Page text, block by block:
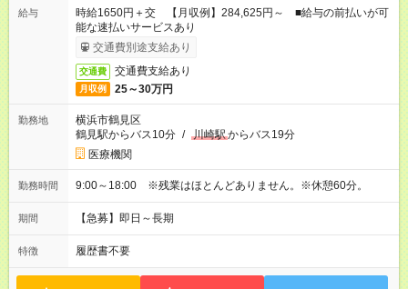
給与
時給1650円＋交 【月収例】284,625円～ ■給与の前払いが可
能な速払いサービスあり
交通費別途支給あり
交通費 交通費支給あり
月収例 25～30万円
勤務地
横浜市鶴見区
鶴見駅からバス10分 / 川崎駅からバス19分
医療機関
勤務時間 9:00～18:00 ※残業はほとんどありません。※休憩60分。
期間 【急募】即日～長期
特徴 履歴書不要